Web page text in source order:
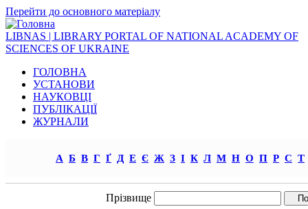
Перейти до основного матеріалу
LIBNAS | LIBRARY PORTAL OF NATIONAL ACADEMY OF
SCIENCES OF UKRAINE
ГОЛОВНА
УСТАНОВИ
НАУКОВЦІ
ПУБЛІКАЦІЇ
ЖУРНАЛИ
А Б В Г Ґ Д Е Є Ж З І К Л М Н О П Р С Т
Прізвище